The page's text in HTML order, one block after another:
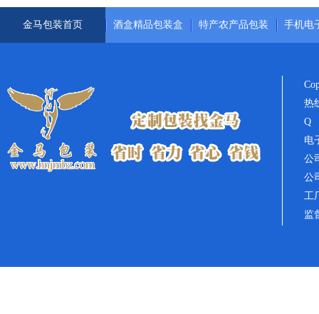
金马包装首页 酒盒精品包装盒 特产农产品包装 手机电
热
Q
电
公
公
工
监